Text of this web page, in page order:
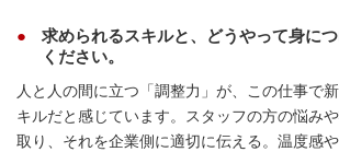
求められるスキルと、どうやって身に
ください。
人と人の間に立つ「調整力」が、この仕事で
キルだと感じています。スタッフの方の悩み
取り、それを企業側に適切に伝える。温度感